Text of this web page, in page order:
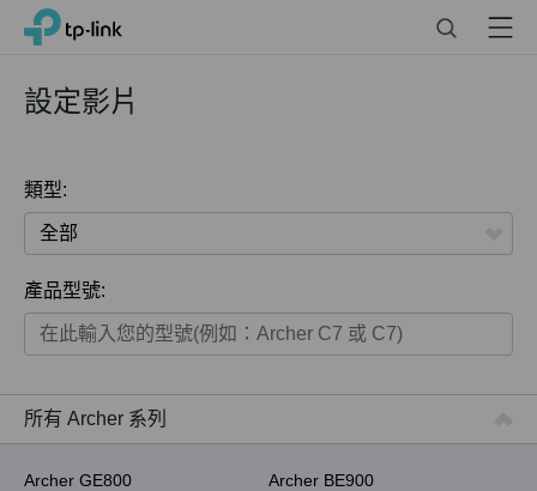
Click
navigation
TP-Link, Reliably Smart Menu
設定影片
類型:
全部
家用產品
商用產品
ISP用產品
產品型號:
所有 Archer 系列
Archer GE800
Archer BE900